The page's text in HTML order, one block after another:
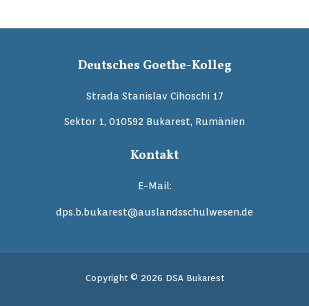
Deutsches Goethe-Kolleg
Strada Stanislav Cihoschi 17
Sektor 1, 010592 Bukarest, Rumänien
Kontakt
E-Mail:
dps.b.bukarest@auslandsschulwesen.de
Copyright © 2026 DSA Bukarest